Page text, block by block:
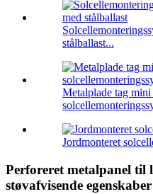
stålballast...
Metalplade tag
Jordmonteret
Perforeret metalpanel
støvafvisende egenskaber